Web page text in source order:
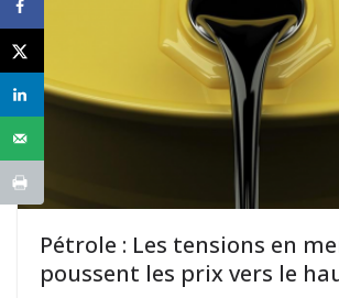
Pétrole : Les tensions en
poussent les prix vers le